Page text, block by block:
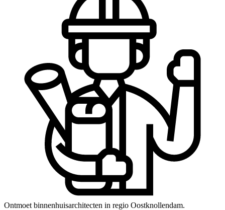
Ontmoet binnenhuisarchitecten in regio Oostknollendam.